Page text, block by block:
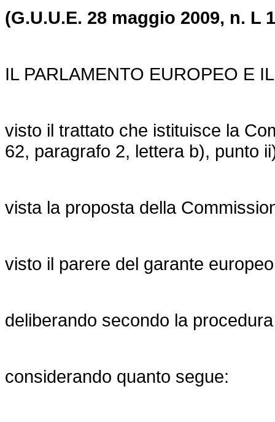
(G.U.U.E. 28 maggio 2009, n. L
IL PARLAMENTO EUROPEO E
visto il trattato che istituisce la
62, paragrafo 2, lettera b), punto
vista la proposta della
visto il parere del garante
deliberando secondo la
considerando quanto segue: